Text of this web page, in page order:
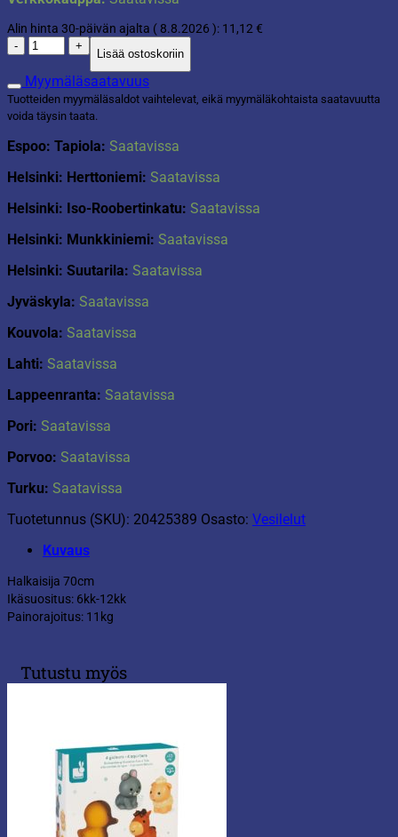
Alin hinta 30-päivän ajalta ( 8.8.2026 ): 11,12€
Vauvan
uimarengas
määrä
Lisää ostoskoriin
Myymäläsaatavuus
Tuotteiden myymäläsaldot vaihtelevat, eikä myymäläkohtaista saatavuutta
voida täysin taata.
Espoo: Tapiola: Saatavissa
Helsinki: Herttoniemi: Saatavissa
Helsinki: Iso-Roobertinkatu: Saatavissa
Helsinki: Munkkiniemi: Saatavissa
Helsinki: Suutarila: Saatavissa
Jyväskyla: Saatavissa
Kouvola: Saatavissa
Lahti: Saatavissa
Lappeenranta: Saatavissa
Pori: Saatavissa
Porvoo: Saatavissa
Turku: Saatavissa
Tuotetunnus (SKU): 20425389 Osasto: Vesilelut
Kuvaus
Halkaisija 70cm
Ikäsuositus: 6kk-12kk
Painorajoitus: 11kg
Tutustu myös